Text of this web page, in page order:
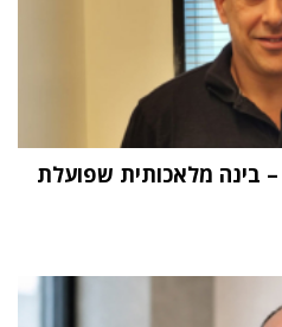
"העתיד הוא Physical AI – בינה מלאכותית שפועלת